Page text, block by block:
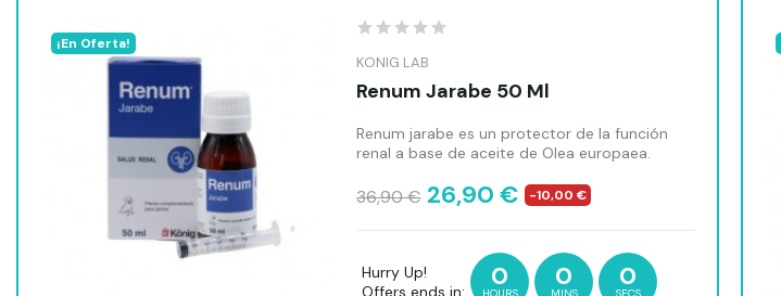
¡En Oferta!
KONIG LAB
Renum Jarabe 50 Ml
Renum jarabe es un protector de la función
renal a base de aceite de Olea europaea.
36,90 € 26,90 € -10,00 €
Hurry Up!
Offers ends in:
0 0 0